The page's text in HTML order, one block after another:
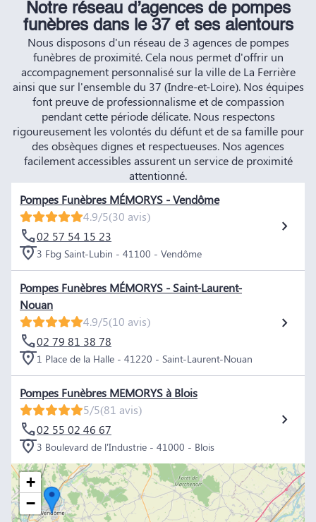
Notre réseau d’agences de pompes
funèbres dans le 37 et ses alentours
Nous disposons d'un réseau de 3 agences de pompes
funèbres de proximité. Cela nous permet d'offrir un
accompagnement personnalisé sur la ville de La Ferrière
ainsi que sur l'ensemble du 37 (Indre-et-Loire). Nos équipes
font preuve de professionnalisme et de compassion
pendant cette période délicate. Nous respectons
rigoureusement les volontés du défunt et de sa famille pour
des obsèques dignes et respectueuses. Nos agences
facilement accessibles assurent un service de proximité
attentionné.
Pompes Funèbres MÉMORYS - Vendôme
4.9/5(30 avis)
02 57 54 15 23
3 Fbg Saint-Lubin - 41100 - Vendôme
Pompes Funèbres MÉMORYS - Saint-Laurent-
Nouan
4.9/5(10 avis)
02 79 81 38 78
1 Place de la Halle - 41220 - Saint-Laurent-Nouan
Pompes Funèbres MEMORYS à Blois
5/5(81 avis)
02 55 02 46 67
3 Boulevard de l'Industrie - 41000 - Blois
+
−